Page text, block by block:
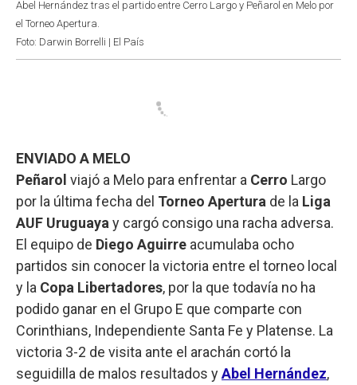
Abel Hernández tras el partido entre Cerro Largo y Peñarol en Melo por
el Torneo Apertura.
Foto: Darwin Borrelli | El País
ENVIADO A MELO
Peñarol viajó a Melo para enfrentar a Cerro Largo
por la última fecha del Torneo Apertura de la Liga
AUF Uruguaya y cargó consigo una racha adversa.
El equipo de Diego Aguirre acumulaba ocho
partidos sin conocer la victoria entre el torneo local
y la Copa Libertadores, por la que todavía no ha
podido ganar en el Grupo E que comparte con
Corinthians, Independiente Santa Fe y Platense. La
victoria 3-2 de visita ante el arachán cortó la
seguidilla de malos resultados yAbel Hernández,